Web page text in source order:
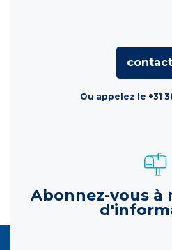
Ou appelez le +31
Abonnez-vous